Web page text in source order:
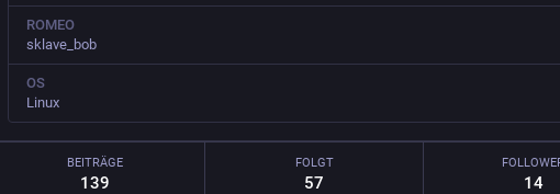
ROMEO
sklave_bob
OS
Linux
BEITRÄGE
139
FOLGT
57 14